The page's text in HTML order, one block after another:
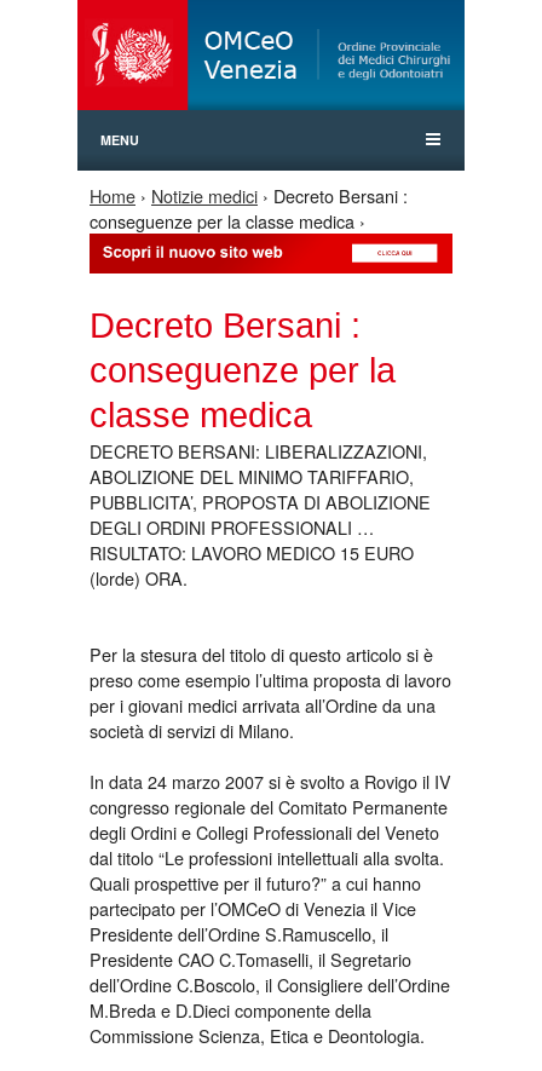
MENU
Tu sei qui
Home › Notizie medici › Decreto Bersani :
conseguenze per la classe medica ›
Decreto Bersani :
conseguenze per la
classe medica
DECRETO BERSANI: LIBERALIZZAZIONI,
ABOLIZIONE DEL MINIMO TARIFFARIO,
PUBBLICITA’, PROPOSTA DI ABOLIZIONE
DEGLI ORDINI PROFESSIONALI …
RISULTATO: LAVORO MEDICO 15 EURO
(lorde) ORA.
Per la stesura del titolo di questo articolo si è
preso come esempio l’ultima proposta di lavoro
per i giovani medici arrivata all’Ordine da una
società di servizi di Milano.
In data 24 marzo 2007 si è svolto a Rovigo il IV
congresso regionale del Comitato Permanente
degli Ordini e Collegi Professionali del Veneto
dal titolo “Le professioni intellettuali alla svolta.
Quali prospettive per il futuro?” a cui hanno
partecipato per l’OMCeO di Venezia il Vice
Presidente dell’Ordine S.Ramuscello, il
Presidente CAO C.Tomaselli, il Segretario
dell’Ordine C.Boscolo, il Consigliere dell’Ordine
M.Breda e D.Dieci componente della
Commissione Scienza, Etica e Deontologia.